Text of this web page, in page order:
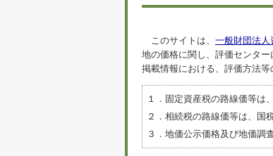
このサイトは、 一般財団法人
地の価格に関し、評価センター
掲載情報における、評価方法
１．固定資産税の路線価等は
２．相続税の路線価等は、国
３．地価公示価格及び地価調